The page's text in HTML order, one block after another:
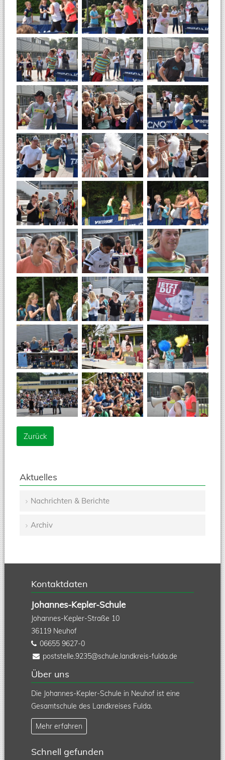
Zurück
Aktuelles
überspringen
Nachrichten & Berichte
Archiv
Kontaktdaten
Johannes-Kepler-Schule
Johannes-Kepler-Straße 10
36119 Neuhof
06655 9627-0
poststelle.9235@schule.landkreis-fulda.de
Über uns
Die Johannes-Kepler-Schule in Neuhof ist eine
Gesamtschule des Landkreises Fulda.
Mehr erfahren
Schnell gefunden